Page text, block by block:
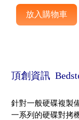
頂創資訊
針對一般硬碟複製
一系列的硬碟對拷